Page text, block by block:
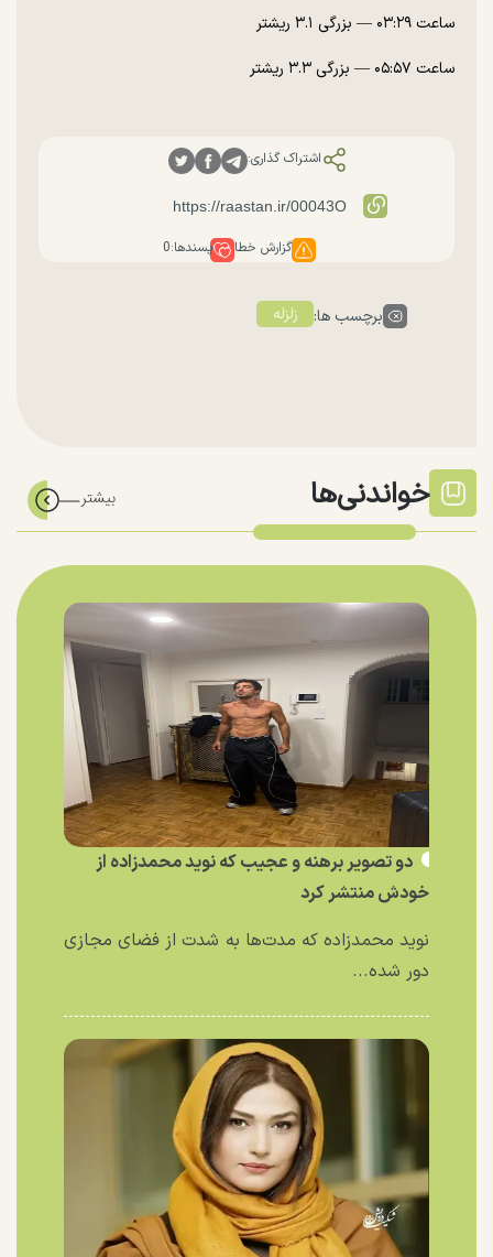
ساعت ۰۳:۲۹ — بزرگی ۳.۱ ریشتر
ساعت ۰۵:۵۷ — بزرگی ۳.۳ ریشتر
اشتراک گذاری:
گزارش خطا پسندها:0
برچسب ها: زلزله
خواندنی‌ها
دو تصویر برهنه و عجیب که نوید محمدزاده از
خودش منتشر کرد
نوید محمدزاده که مدت‌ها به شدت از فضای مجازی
دور شده...